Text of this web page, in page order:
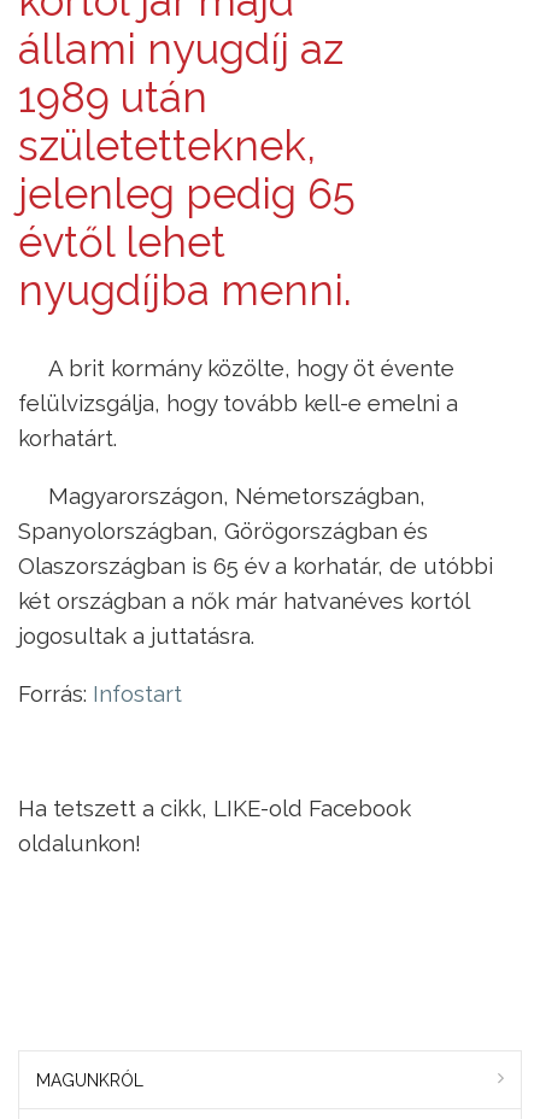
állami nyugdíj az
1989 után
születetteknek,
jelenleg pedig 65
évtől lehet
nyugdíjba menni.
A brit kormány közölte, hogy öt évente
felülvizsgálja, hogy tovább kell-e emelni a
korhatárt.
Magyarországon, Németországban,
Spanyolországban, Görögországban és
Olaszországban is 65 év a korhatár, de utóbbi
két országban a nők már hatvanéves kortól
jogosultak a juttatásra.
Forrás: Infostart
Ha tetszett a cikk, LIKE-old Facebook
oldalunkon!
MAGUNKRÓL